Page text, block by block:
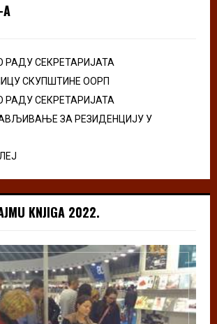
A
СЕКРЕТАРИЈАТА
СКУПШТИНЕ ООРП
СЕКРЕТАРИЈАТА
ЗА РЕЗИДЕНЦИЈУ У
KNJIGA 2022.